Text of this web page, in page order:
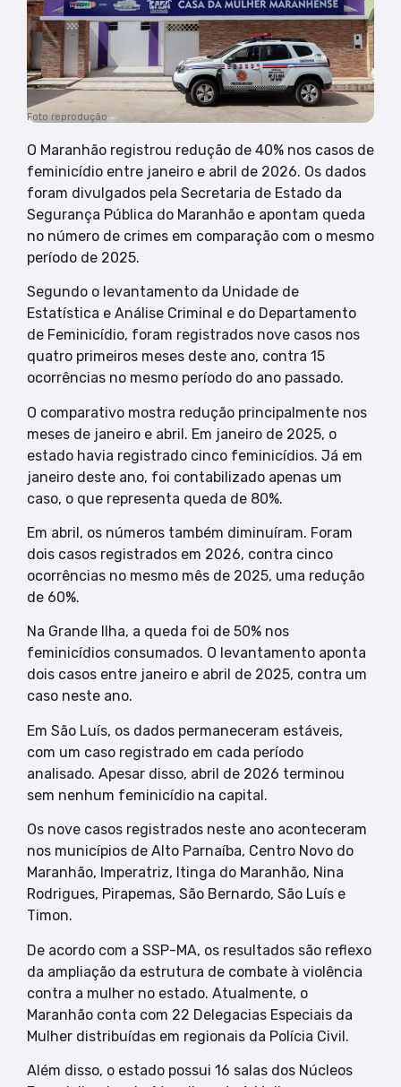
Foto reprodução
O Maranhão registrou redução de 40% nos casos de
feminicídio entre janeiro e abril de 2026. Os dados
foram divulgados pela Secretaria de Estado da
Segurança Pública do Maranhão e apontam queda
no número de crimes em comparação com o mesmo
período de 2025.
Segundo o levantamento da Unidade de
Estatística e Análise Criminal e do Departamento
de Feminicídio, foram registrados nove casos nos
quatro primeiros meses deste ano, contra 15
ocorrências no mesmo período do ano passado.
O comparativo mostra redução principalmente nos
meses de janeiro e abril. Em janeiro de 2025, o
estado havia registrado cinco feminicídios. Já em
janeiro deste ano, foi contabilizado apenas um
caso, o que representa queda de 80%.
Em abril, os números também diminuíram. Foram
dois casos registrados em 2026, contra cinco
ocorrências no mesmo mês de 2025, uma redução
de 60%.
Na Grande Ilha, a queda foi de 50% nos
feminicídios consumados. O levantamento aponta
dois casos entre janeiro e abril de 2025, contra um
caso neste ano.
Em São Luís, os dados permaneceram estáveis,
com um caso registrado em cada período
analisado. Apesar disso, abril de 2026 terminou
sem nenhum feminicídio na capital.
Os nove casos registrados neste ano aconteceram
nos municípios de Alto Parnaíba, Centro Novo do
Maranhão, Imperatriz, Itinga do Maranhão, Nina
Rodrigues, Pirapemas, São Bernardo, São Luís e
Timon.
De acordo com a SSP-MA, os resultados são reflexo
da ampliação da estrutura de combate à violência
contra a mulher no estado. Atualmente, o
Maranhão conta com 22 Delegacias Especiais da
Mulher distribuídas em regionais da Polícia Civil.
Além disso, o estado possui 16 salas dos Núcleos